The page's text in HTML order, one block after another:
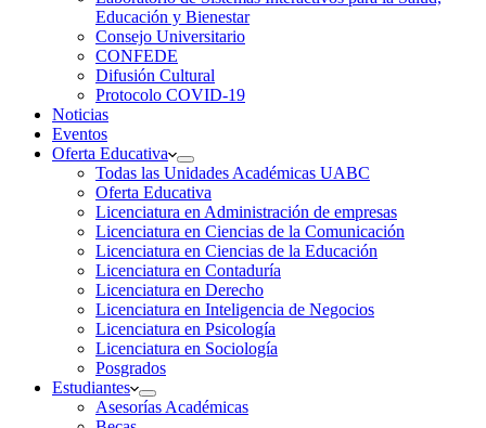
Educación y Bienestar
Consejo Universitario
CONFEDE
Difusión Cultural
Protocolo COVID-19
Noticias
Eventos
Oferta Educativa
Todas las Unidades Académicas UABC
Oferta Educativa
Licenciatura en Administración de empresas
Licenciatura en Ciencias de la Comunicación
Licenciatura en Ciencias de la Educación
Licenciatura en Contaduría
Licenciatura en Derecho
Licenciatura en Inteligencia de Negocios
Licenciatura en Psicología
Licenciatura en Sociología
Posgrados
Estudiantes
Asesorías Académicas